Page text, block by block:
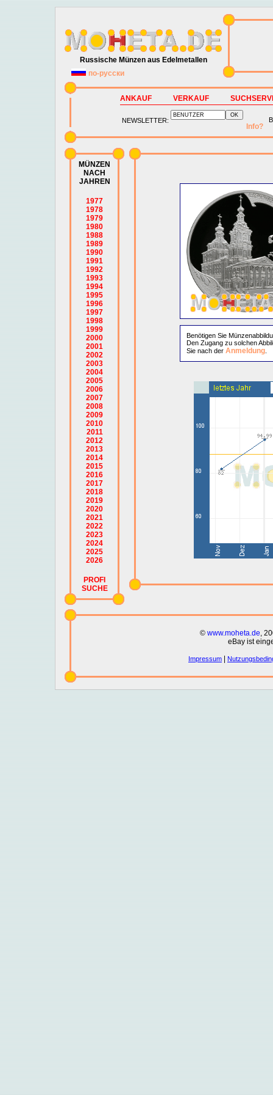
Russische Münzen aus Edelmetallen
по-русски
ANKAUF VERKAUF
NEWSLETTER:
Info?
MÜNZEN
NACH
JAHREN
1977
1978
1979
1980
1988
1989
1990
1991
1992
1993
1994
1995
1996
1997
1998
1999
2000
2001
2002
2003
2004
2005
2006
2007
2008
2009
2010
2011
2012
2013
2014
2015
2016
2017
2018
2019
2020
2021
2022
2023
2024
2025
2026
PROFI
SUCHE
Benötigen Sie
Den Zugang zu solchen
Sie nach der Anmeldung.
© www.moheta.de,
eBay ist
Impressum